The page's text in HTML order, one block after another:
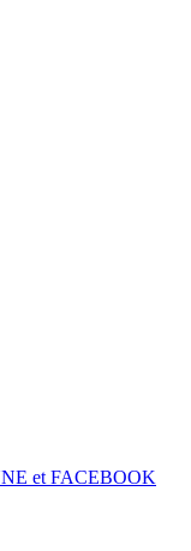
et FACEBOOK